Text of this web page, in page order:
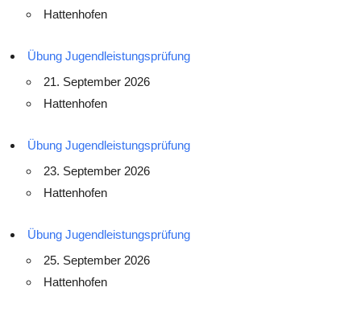
Hattenhofen
Übung Jugendleistungsprüfung
21. September 2026
Hattenhofen
Übung Jugendleistungsprüfung
23. September 2026
Hattenhofen
Übung Jugendleistungsprüfung
25. September 2026
Hattenhofen